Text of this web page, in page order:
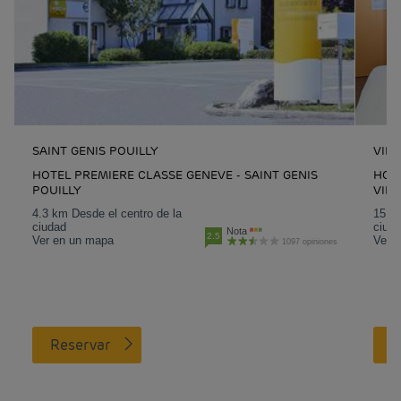
SAINT GENIS POUILLY
HOTEL PREMIERE CLASSE GENEVE - SAINT GENIS
POUILLY
4.3 km Desde el centro de la
ciudad
Ver en un mapa
2.5 Nota
1097 opiniones
Reservar
15.7
Ver